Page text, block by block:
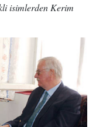
isimlerden Kerim